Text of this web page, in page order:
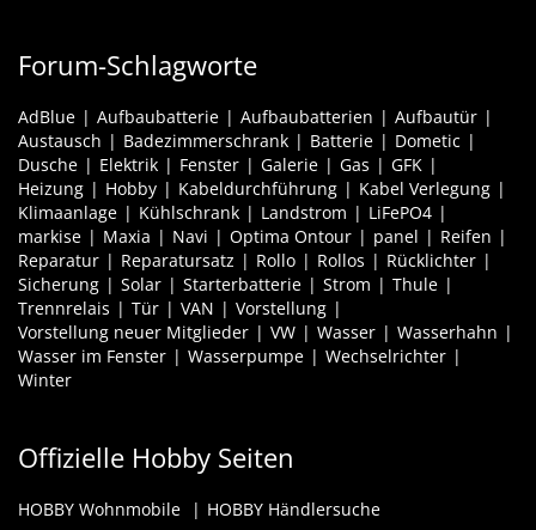
Forum-Schlagworte
AdBlue Aufbaubatterie Aufbaubatterien
Aufbautür
Austausch
Badezimmerschrank Batterie
Dometic
Dusche
Elektrik Fenster Galerie Gas
GFK
Heizung
Hobby Kabeldurchführung
Kabel Verlegung
Klimaanlage
Kühlschrank Landstrom
LiFePO4
markise
Maxia Navi Optima Ontour panel
Reifen
Reparatur
Reparatursatz Rollo Rollos
Rücklichter
Sicherung
Solar Starterbatterie Strom
Thule
Trennrelais
Tür VAN
Vorstellung
Vorstellung neuer Mitglieder
VW Wasser
Wasserhahn
Wasser im Fenster
Wasserpumpe
Wechselrichter
Winter
Offizielle Hobby Seiten
HOBBY Wohnmobile HOBBY Händlersuche